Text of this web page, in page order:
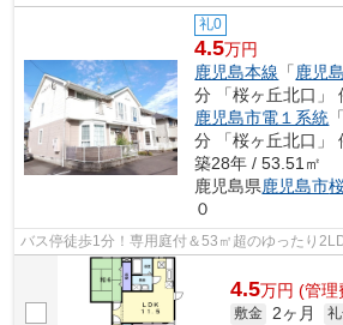
礼0
4.5万円
鹿児島本線 「 鹿児
分 「桜ヶ丘北口」
鹿児島市電１系統 「
分 「桜ヶ丘北口」
築28年 / 53.51㎡
鹿児島県鹿児島市
０
バス停徒歩1分！専用庭付＆53㎡超のゆったり
4.5万円 (管理
敷金 2ヶ月